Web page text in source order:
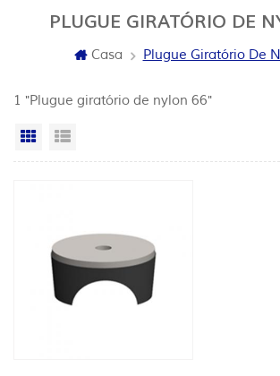
PLUGUE GIRATÓRIO DE
Casa Plugue Giratório De
1 "Plugue giratório de nylon 66"
Vista da grade